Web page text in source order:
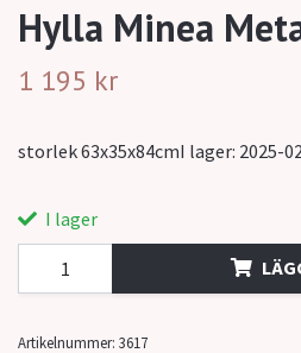
Hylla Minea
1 195 kr
storlek 63x35x84cmI lager: 2025-
I lager
Artikelnummer: 3617